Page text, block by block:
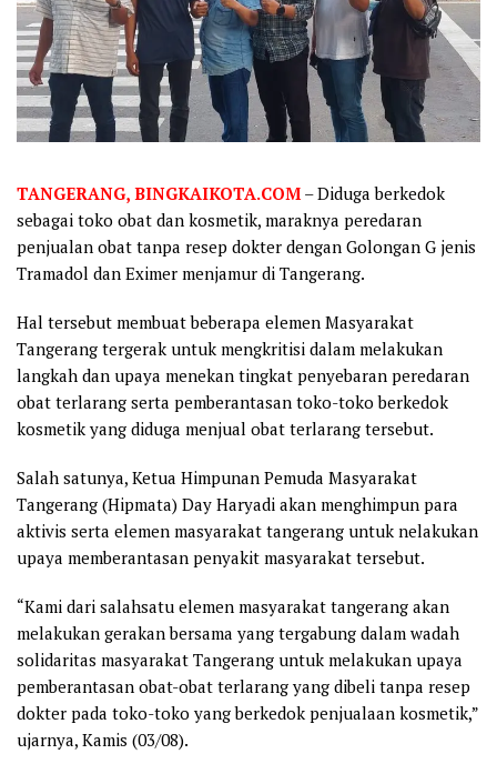
TANGERANG, BINGKAIKOTA.COM – Diduga berkedok
sebagai toko obat dan kosmetik, maraknya peredaran
penjualan obat tanpa resep dokter dengan Golongan G jenis
Tramadol dan Eximer menjamur di Tangerang.
Hal tersebut membuat beberapa elemen Masyarakat
Tangerang tergerak untuk mengkritisi dalam melakukan
langkah dan upaya menekan tingkat penyebaran peredaran
obat terlarang serta pemberantasan toko-toko berkedok
kosmetik yang diduga menjual obat terlarang tersebut.
Salah satunya, Ketua Himpunan Pemuda Masyarakat
Tangerang (Hipmata) Day Haryadi akan menghimpun para
aktivis serta elemen masyarakat tangerang untuk nelakukan
upaya memberantasan penyakit masyarakat tersebut.
“Kami dari salahsatu elemen masyarakat tangerang akan
melakukan gerakan bersama yang tergabung dalam wadah
solidaritas masyarakat Tangerang untuk melakukan upaya
pemberantasan obat-obat terlarang yang dibeli tanpa resep
dokter pada toko-toko yang berkedok penjualaan kosmetik,”
ujarnya, Kamis (03/08).